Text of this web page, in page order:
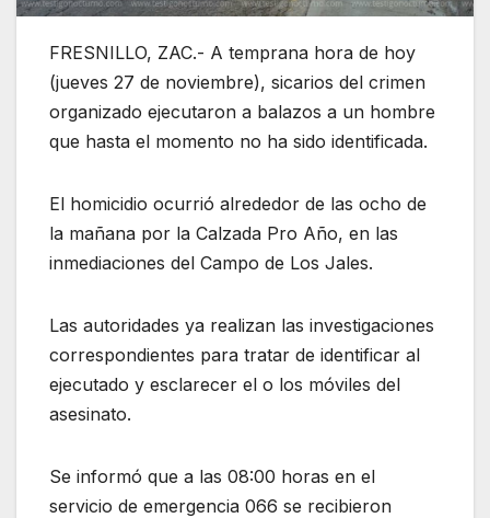
FRESNILLO, ZAC.- A temprana hora de hoy
(jueves 27 de noviembre), sicarios del crimen
organizado ejecutaron a balazos a un hombre
que hasta el momento no ha sido identificada.
El homicidio ocurrió alrededor de las ocho de
la mañana por la Calzada Pro Año, en las
inmediaciones del Campo de Los Jales.
Las autoridades ya realizan las investigaciones
correspondientes para tratar de identificar al
ejecutado y esclarecer el o los móviles del
asesinato.
Se informó que a las 08:00 horas en el
servicio de emergencia 066 se recibieron